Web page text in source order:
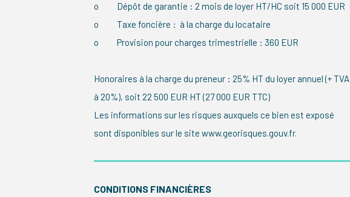
o Dépôt de garantie : 2 mois de loyer HT/HC soit 15 000 EUR
o Taxe foncière : à la charge du locataire
o Provision pour charges trimestrielle : 360 EUR
Honoraires à la charge du preneur : 25% HT du loyer annuel (+ TVA
à 20%), soit 22 500 EUR HT (27 000 EUR TTC)
Les informations sur les risques auxquels ce bien est exposé
sont disponibles sur le site www.georisques.gouv.fr.
CONDITIONS FINANCIÈRES